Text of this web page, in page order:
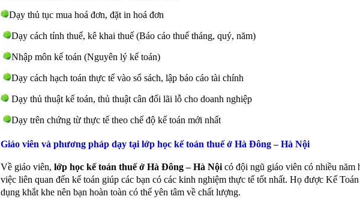
Dạy thủ tục mua hoá đơn, đặt in hoá đơn
Dạy cách tính thuế, kê khai thuế (Báo cáo thuế tháng, quý, năm)
Nhập môn kế toán (Nguyên lý kế toán)
Dạy cách hạch toán thực tế vào sổ sách, lập báo cáo tài chính
Dạy thủ thuật kế toán, thủ thuật cân đối lãi lỗ cho doanh nghiệp
Dạy trên chứng từ thực tế theo chế độ kế toán mới nhất
Giáo viên và phương pháp dạy tại lớp học kế toán thuế ở Hà Đông – Hà Nội
Về giáo viên, lớp học kế toán thuế ở Hà Đông – Hà Nội có đội ngũ giáo viên có nhiều năm
việc liên quan đến kế toán giúp các bạn có các kinh nghiệm thực tế tốt nhất. Họ được Kế
dụng khắt khe nên bạn hoàn toàn có thể yên tâm về chất lượng.